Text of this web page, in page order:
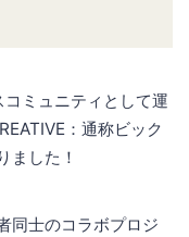
ミュニティとして運
：通称ビック
ました！
同士のコラボプロジ